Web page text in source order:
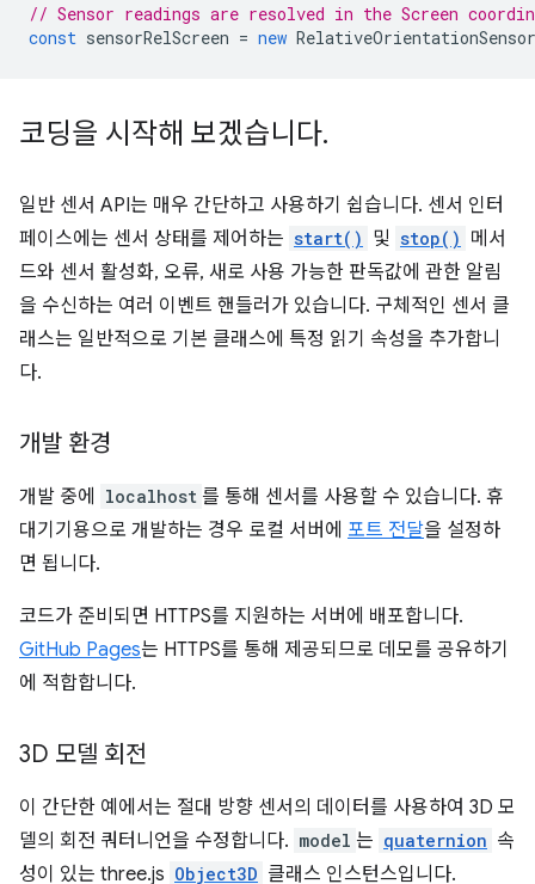
// Sensor readings are resolved in the Screen
const sensorRelScreen = new RelativeOrientationSensor
코딩을 시작해 보겠습니다.
일반 센서 API는 매우 간단하고 사용하기 쉽습니다. 센서 인터
페이스에는 센서 상태를 제어하는 start() 및 stop() 메서
드와 센서 활성화, 오류, 새로 사용 가능한 판독값에 관한 알림
을 수신하는 여러 이벤트 핸들러가 있습니다. 구체적인 센서 클
래스는 일반적으로 기본 클래스에 특정 읽기 속성을 추가합니
다.
개발 환경
개발 중에 localhost 를 통해 센서를 사용할 수 있습니다. 휴
대기기용으로 개발하는 경우 로컬 서버에 포트 전달을 설정하
면 됩니다.
코드가 준비되면 HTTPS를 지원하는 서버에 배포합니다.
GitHub Pages는 HTTPS를 통해 제공되므로 데모를 공유하기
에 적합합니다.
3D 모델 회전
이 간단한 예에서는 절대 방향 센서의 데이터를 사용하여 3D 모
델의 회전 쿼터니언을 수정합니다. model 는 quaternion 속
성이 있는 three.js Object3D 클래스 인스턴스입니다.